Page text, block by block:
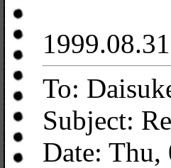
1999.08.31
To:
Subject:
Date: Thu,